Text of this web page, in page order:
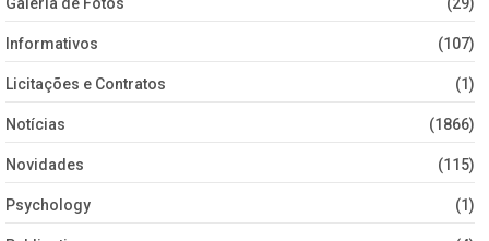
Informativos (107)
Licitações e Contratos (1)
Notícias (1866)
Novidades (115)
Psychology (1)